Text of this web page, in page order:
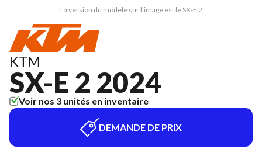
La version du modèle sur l'image est le SX-E 2
KTM
SX-E 2 2024
Voir nos 3 unités en inventaire
DEMANDE DE PRIX